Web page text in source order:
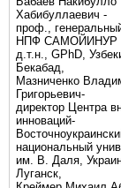
Хабибуллаевич -
проф.,
НПФ САМОЙИНУР
д.т.н., GPhD,
Бекабад,
Мазниченко
Григорьевич-
директор Центра
инноваций-
национальный
им. В. Даля,
Луганск,